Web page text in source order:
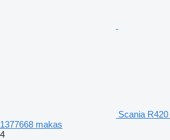
Scania
1377668 makas
4